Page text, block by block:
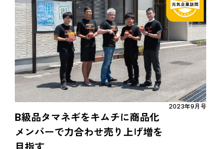
2023年9月号
B級品タマネギをキムチに商品化
メンバーで力合わせ売り上げ増を